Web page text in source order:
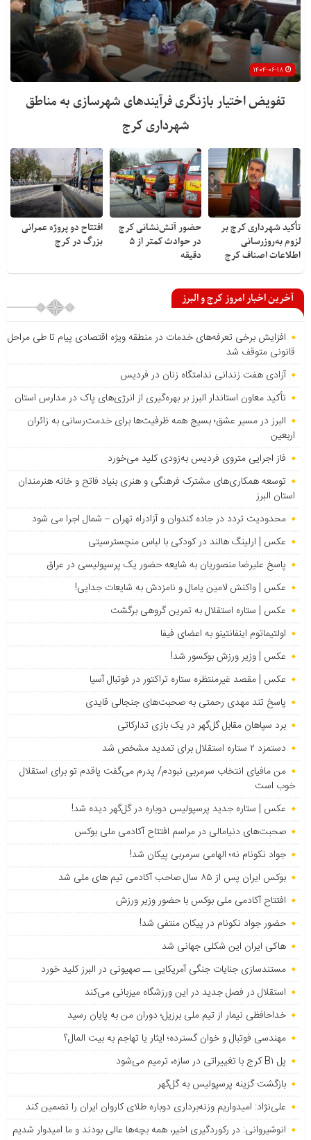
تفویض اختیار بازنگری فرآیندهای شهرسازی به مناطق
شهرداری کرج
تأکید شهرداری کرج بر
لزوم به‌روزرسانی
اطلاعات اصناف کرج
حضور آتش‌نشانی کرج
در حوادث کمتر از ۵
دقیقه
افتتاح دو پروژه عمرانی
بزرگ در کرج
آخرین اخبار امروز کرج و البرز
افزایش برخی تعرفه‌های خدمات در منطقه ویژه اقتصادی پیام تا طی مراحل
قانونی متوقف شد
آزادی هفت زندانی ندامتگاه زنان در فردیس
تأکید معاون استاندار البرز بر بهره‌گیری از انرژی‌های پاک در مدارس استان
البرز در مسیر عشق؛ بسیج همه ظرفیت‌ها برای خدمت‌رسانی به زائران
اربعین
فاز اجرایی متروی فردیس به‌زودی کلید می‌خورد
توسعه همکاری‌های مشترک فرهنگی و هنری بنیاد فاتح و خانه هنرمندان
استان البرز
محدودیت تردد در جاده کندوان و آزادراه تهران – شمال اجرا می شود
عکس | ارلینگ هالند در کودکی با لباس منچسترسیتی
پاسخ علیرضا منصوریان به شایعه حضور یک پرسپولیسی در عراق
عکس | واکنش لامین یامال و نامزدش به شایعات جدایی!
عکس | ستاره استقلال به تمرین گروهی برگشت
اولتیماتوم اینفانتینو به اعضای فیفا
عکس | وزیر ورزش بوکسور شد!
عکس | مقصد غیرمنتظره ستاره تراکتور در فوتبال آسیا
پاسخ تند مهدی رحمتی به صحبت‌های جنجالی قایدی
برد سپاهان مقابل گل‌گهر در یک بازی تدارکاتی
دستمزد ۲ ستاره استقلال برای تمدید مشخص شد
من مافیای انتخاب سرمربی نبودم/ پدرم می‌گفت پاقدم تو برای استقلال
خوب است
عکس | ستاره جدید پرسپولیس دوباره در گل‌گهر دیده شد!
صحبت‌های دنیامالی در مراسم افتتاح آکادمی ملی بوکس
جواد نکونام نه؛ الهامی سرمربی پیکان شد!
بوکس ایران پس از ۸۵ سال صاحب آکادمی تیم های ملی شد
افتتاح آکادمی ملی بوکس با حضور وزیر ورزش
حضور جواد نکونام در پیکان منتفی شد!
هاکی ایران این شکلی جهانی شد
مستندسازی جنایات جنگی آمریکایی ــ صهیونی در البرز کلید خورد
استقلال در فصل جدید در این ورزشگاه میزبانی می‌کند
خداحافظی نیمار از تیم ملی برزیل؛ دوران من به پایان رسید
مهندسی فوتبال و خوان گسترده؛ ایثار یا تهاجم به بیت المال؟
پل B۱ کرج با تغییراتی در سازه، ترمیم می‌شود
بازگشت گزینه پرسپولیس به ‌گل‌گهر
علی‌نژاد: امیدواریم وزنه‌برداری دوباره طلای کاروان ایران را تضمین کند
انوشیروانی: در رکوردگیری اخیر، همه بچه‌ها عالی بودند و ما امیدوار شدیم